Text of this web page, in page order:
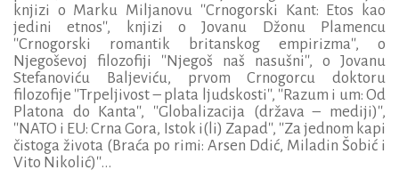
knjizi o Marku Miljanovu ''Crnogorski Kant: Etos kao
jedini etnos'', knjizi o Jovanu Džonu Plamencu
''Crnogorski romantik britanskog empirizma'', o
Njegoševoj filozofiji ''Njegoš naš nasušni'', o Jovanu
Stefanoviću Baljeviću, prvom Crnogorcu doktoru
filozofije ''Trpeljivost – plata ljudskosti'', ''Razum i um: Od
Platona do Kanta'', ''Globalizacija (država – mediji)'',
''NATO i EU: Crna Gora, Istok i(li) Zapad'', ''Za jednom kapi
čistoga života (Braća po rimi: Arsen Ddić, Miladin Šobić i
Vito Nikolić)''...